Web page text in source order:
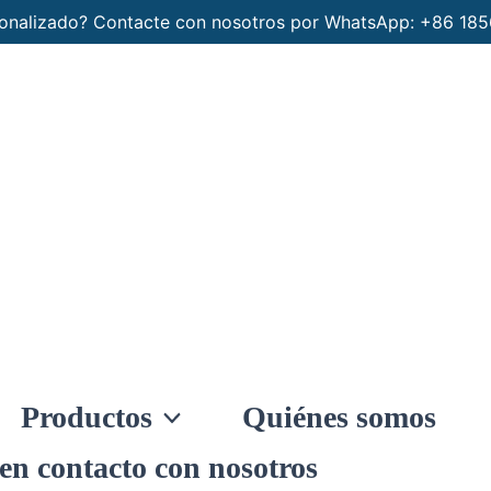
Contacte con nosotros por WhatsApp: +86
Productos Quiénes somos
contacto con nosotros